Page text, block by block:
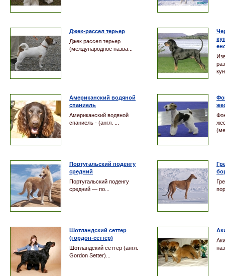
Джек-рассел терьер
Джек рассел терьер
(международное назва...
Американский водяной
спаниель
Американский водяной
спаниель - (англ. ...
Португальский поденгу
средний
Португальский поденгу
средний — по...
Шотландский сеттер
(гордон-сеттер)
Шотландский сеттер (англ.
Gordon Setter)...